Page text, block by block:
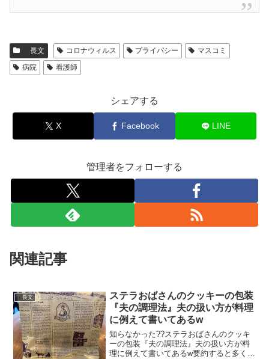
長文 コロナウィルス プライバシー
マスコミ
病院
看護師
シェアする
X Facebook LINE
管理者をフォローする
関連記事
長文
ステラおばさんのクッキーの包装
『夫の調理法』夫の扱い方が料理
に例えて書いてあるw
知らなかった??ステラおばさんのクッキ
ーの包装『夫の調理法』夫の扱い方が料
理に例えて書いてあるw要約すると多くの